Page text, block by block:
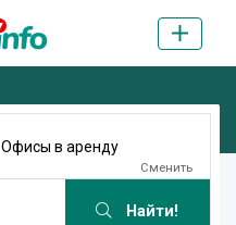
Офисы в аренду
Сменить
Найти!